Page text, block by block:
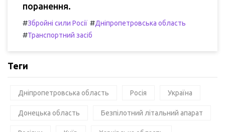
поранення.
#Збройні сили Росії #Дніпропетровська область
#Транспортний засіб
Теги
Дніпропетровська область Росія Україна
Донецька область Безпілотний літальний апарат